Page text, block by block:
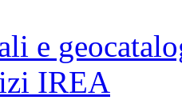
e
IREA